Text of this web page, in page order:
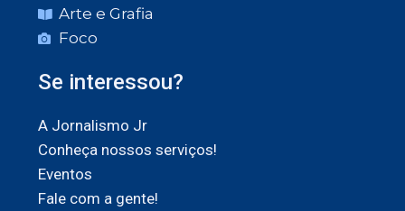
Arte e Grafia
Foco
Se interessou?
A Jornalismo Jr
Conheça nossos serviços!
Eventos
Fale com a gente!